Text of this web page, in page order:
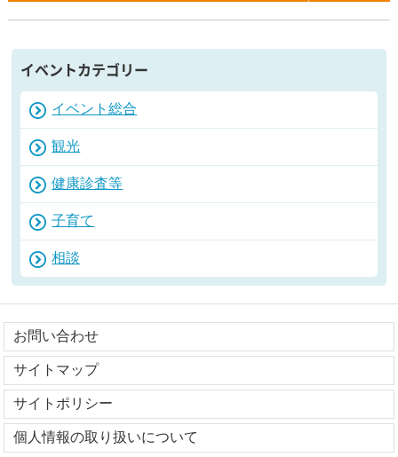
イベントカテゴリー
イベント総合
観光
健康診査等
子育て
相談
お問い合わせ
サイトマップ
サイトポリシー
個人情報の取り扱いについて